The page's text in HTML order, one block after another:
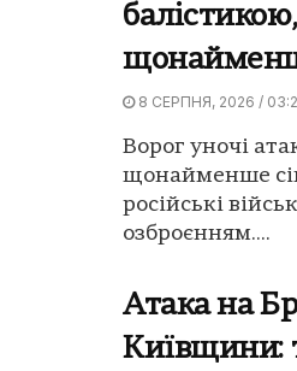
8 СЕРПНЯ, 2026 /
Ворог уночі
щонайменше
російські
озброєнням....
Атака на
Київщини: